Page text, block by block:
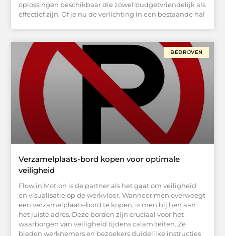
oplossingen beschikbaar die zowel budgetvriendelijk als
effectief zijn. Of je nu de verlichting in een bestaande hal
BEDRIJVEN
Verzamelplaats-bord kopen voor optimale
veiligheid
Flow in Motion is de partner als het gaat om veiligheid
en visualisatie op de werkvloer. Wanneer men overweegt
een verzamelplaats-bord te kopen, is men bij hen aan
het juiste adres. Deze borden zijn cruciaal voor het
waarborgen van veiligheid tijdens calamiteiten. Ze
bieden werknemers en bezoekers duidelijke instructies